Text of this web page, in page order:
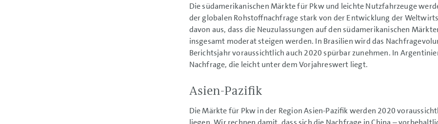
Die südamerikanischen Märkte für Pkw und leichte Nutzfahrzeuge
der globalen Rohstoffnachfrage stark von der Entwicklung der
davon aus, dass die Neuzulassungen auf den südamerikanischen
insgesamt moderat steigen werden. In Brasilien wird das
Berichtsjahr voraussichtlich auch 2020 spürbar zunehmen. In
Nachfrage, die leicht unter dem Vorjahreswert liegt.
Asien-Pazifik
Die Märkte für Pkw in der Region Asien-Pazifik werden 2020